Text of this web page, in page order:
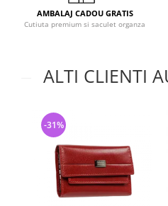
AMBALAJ CADOU GRATIS
Cutiuta premium si saculet organza
ALTI CLIENTI
-31%